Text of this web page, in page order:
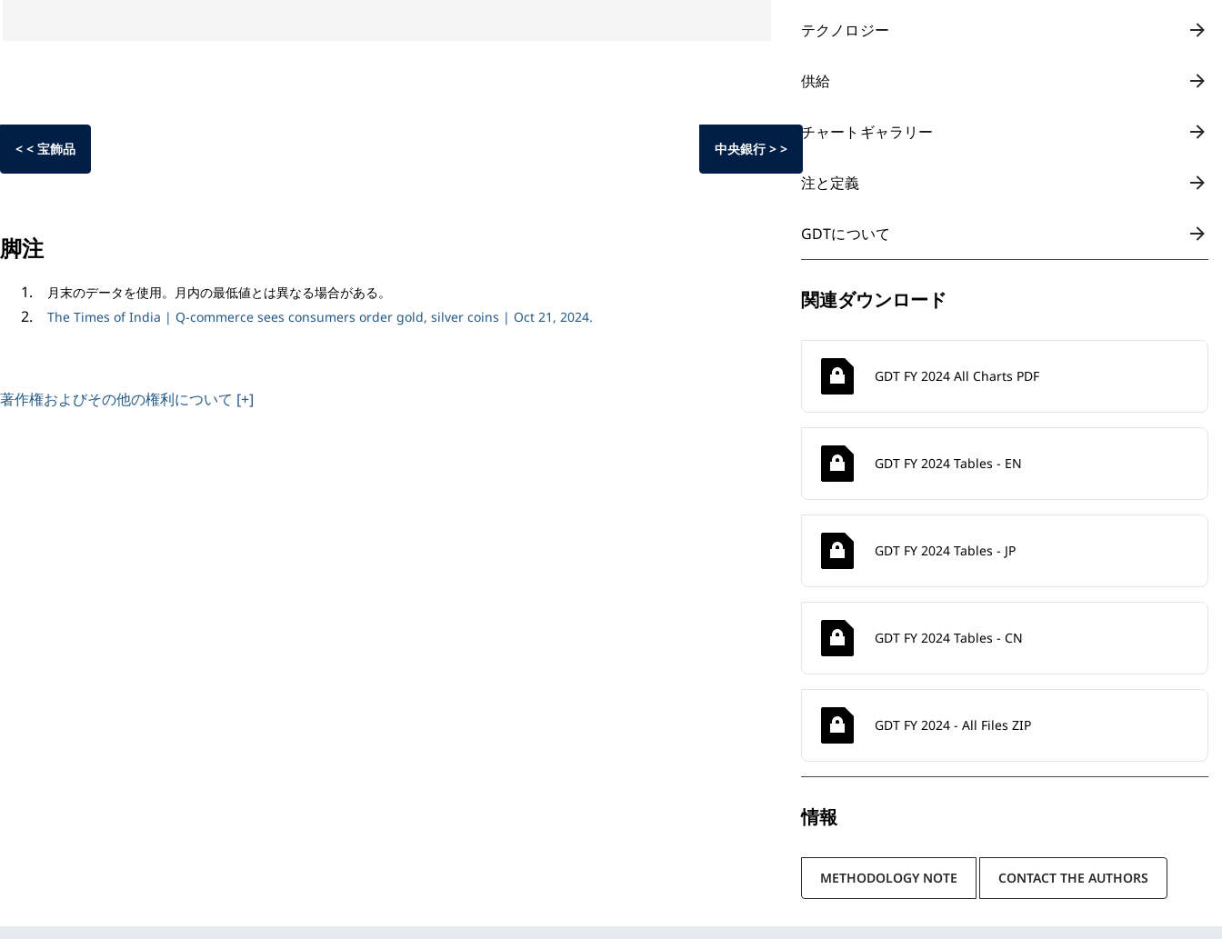
テクノロジー
供給
チャートギャラリー
注と定義
GDTについて
関連ダウンロード
GDT FY 2024 All Charts PDF
GDT FY 2024 Tables - EN
GDT FY 2024 Tables - JP
GDT FY 2024 Tables - CN
GDT FY 2024 - All Files ZIP
情報
METHODOLOGY NOTE CONTACT THE AUTHORS
< < 宝飾品 中央銀行 > >
脚注
月末のデータを使用。月内の最低値とは異なる場合がある。
The Times of India | Q-commerce sees consumers order gold, silver coins | Oct 21, 2024.
著作権およびその他の権利について [+]